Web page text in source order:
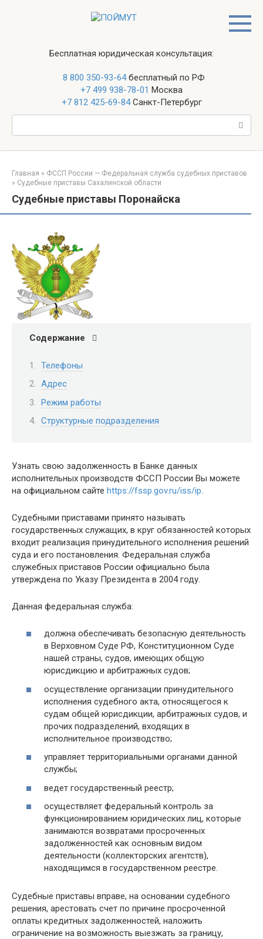
Бесплатная юридическая консультация:
8 800 350-93-64бесплатный по РФ
+7 499 938-78-01 Москва
+7 812 425-69-84Санкт-Петербург
Главная » ФССП России — Федеральная служба судебных приставов
» Судебные приставы Сахалинской области
Судебные приставы Поронайска
Содержание
Телефоны
Адрес
Режим работы
Структурные подразделения
Узнать свою задолженность в Банке данных
исполнительных производств ФССП России Вы можете
на официальном сайте https://fssp.gov.ru/iss/ip
Судебными приставами принято называть
государственных служащих, в круг обязанностей которых
входит реализация принудительного исполнения решений
суда и его постановления. Федеральная служба
служебных приставов России официально была
утверждена по Указу Президента в 2004 году.
Данная федеральная служба:
должна обеспечивать безопасную деятельность
в Верховном Суде РФ, Конституционном Суде
нашей страны, судов, имеющих общую
юрисдикцию и арбитражных судов;
осуществление организации принудительного
исполнения судебного акта, относящегося к
судам общей юрисдикции, арбитражных судов, и
прочих подразделений, входящих в
исполнительное производство;
управляет территориальными органами данной
службы;
ведет государственный реестр;
осуществляет федеральный контроль за
функционированием юридических лиц, которые
занимаются возвратами просроченных
задолженностей как основным видом
деятельности (коллекторских агентств),
находящимся в государственном реестре.
Судебные приставы вправе, на основании судебного
решения, арестовать счет по причине просроченной
оплаты кредитных задолженностей, наложить
ограничение на возможность выезжать за границу,